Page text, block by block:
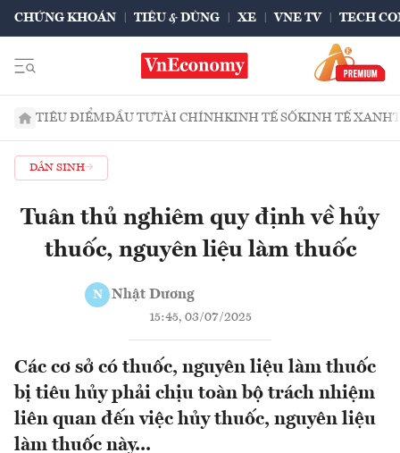
CHỨNG KHOÁN TIÊU & DÙNG XE VNE TV TECH
TIÊU ĐIỂMĐẦU TƯTÀI CHÍNHKINH TẾ SỐKINH TẾ XANH
DÂN SINH
Tuân thủ nghiêm quy định về hủy
thuốc, nguyên liệu làm thuốc
N Nhật Dương
15:45, 03/07/2025
Các cơ sở có thuốc, nguyên liệu làm thuốc
bị tiêu hủy phải chịu toàn bộ trách nhiệm
liên quan đến việc hủy thuốc, nguyên liệu
làm thuốc này...